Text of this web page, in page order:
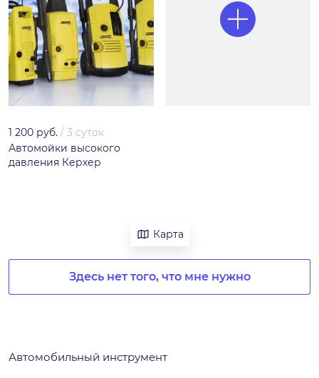
1 200 руб. / 3 суток
Автомойки высокого
давления Керхер
Карта
Здесь нет того, что мне нужно
Автомобильный инструмент